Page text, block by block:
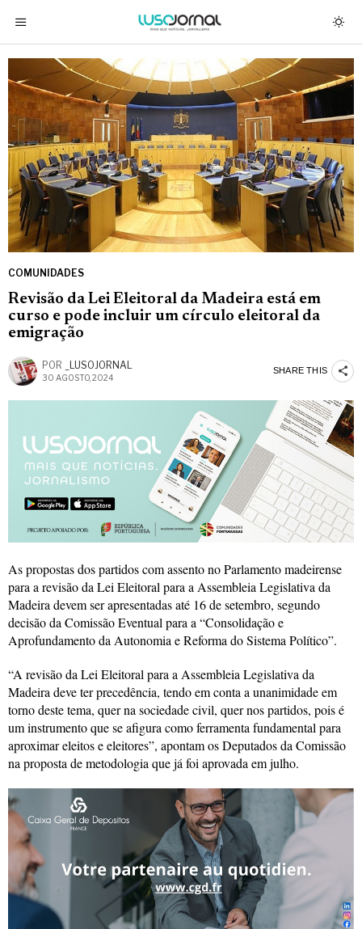
COMUNIDADES
Revisão da Lei Eleitoral da Madeira está em
curso e pode incluir um círculo eleitoral da
emigração
POR _LUSOJORNAL
30 AGOSTO, 2024
SHARE THIS
As propostas dos partidos com assento no Parlamento madeirense
para a revisão da Lei Eleitoral para a Assembleia Legislativa da
Madeira devem ser apresentadas até 16 de setembro, segundo
decisão da Comissão Eventual para a “Consolidação e
Aprofundamento da Autonomia e Reforma do Sistema Político”.
“A revisão da Lei Eleitoral para a Assembleia Legislativa da
Madeira deve ter precedência, tendo em conta a unanimidade em
torno deste tema, quer na sociedade civil, quer nos partidos, pois é
um instrumento que se afigura como ferramenta fundamental para
aproximar eleitos e eleitores”, apontam os Deputados da Comissão
na proposta de metodologia que já foi aprovada em julho.